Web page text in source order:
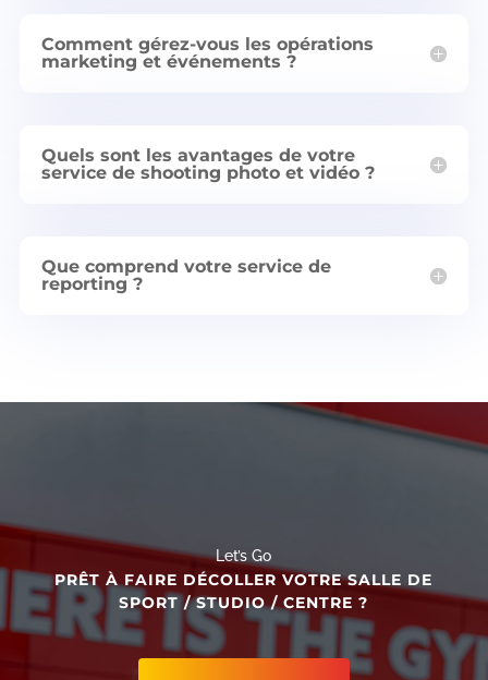
Comment gérez-vous les opérations
marketing et événements ?
Quels sont les avantages de votre
service de shooting photo et vidéo ?
Que comprend votre service de
reporting ?
Let’s Go
PRÊT À FAIRE DÉCOLLER VOTRE SALLE DE
SPORT / STUDIO / CENTRE ?